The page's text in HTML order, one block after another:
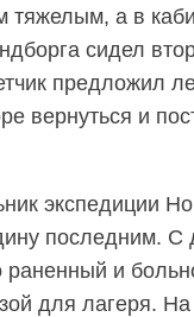
тяжелым, а в
сидел
предложил
вернуться и
экспедиции
последним. С
и
для лагеря.